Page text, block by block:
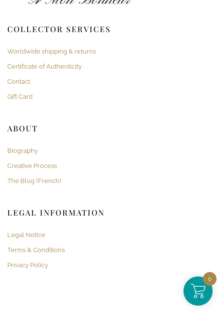
COLLECTOR SERVICES
Worldwide shipping & returns
Certificate of Authenticity
Contact
Gift Card
ABOUT
Biography
Creative Process
The Blog (French)
LEGAL INFORMATION
Legal Notice
Terms & Conditions
Privacy Policy
0